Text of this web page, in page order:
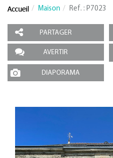
Maison Ref. : P7023
PARTAGER
AVERTIR
DIAPORAMA